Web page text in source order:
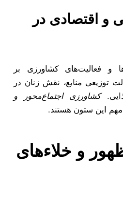
و اقتصادی در
و فعالیت‌های کشاورزی بر
توزیعی منابع، نقش زنان در
کشاورزی اجتماع‌محور و
مهم این ستون هستند.
و خلاءهای